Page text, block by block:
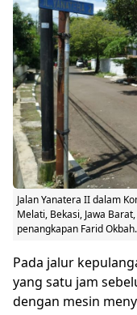
Jalan Yanatera II dalam
Melati, Bekasi, Jawa
penangkapan Farid
Pada jalur
yang satu jam
dengan mesin